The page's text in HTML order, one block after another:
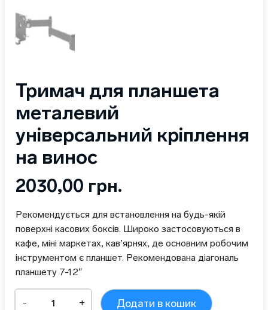
Тримач для планшета
металевий
універсальний кріплення
на винос
2030,00 грн.
Рекомендується для встановлення на будь-якій
поверхні касових боксів. Широко застосовуються в
кафе, міні маркетах, кав’ярнях, де основним робочим
інструментом є планшет. Рекомендована діагональ
планшету 7-12″
Тримач
для
- + Додати в кошик